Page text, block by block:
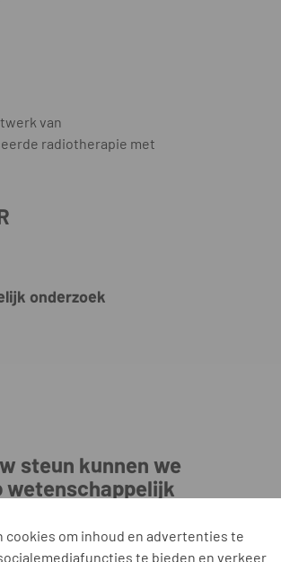
van
radiotherapie met
onderzoek
steun kunnen we
wetenschappelijk
cookies om inhoud en advertenties te
te bieden en verkeer